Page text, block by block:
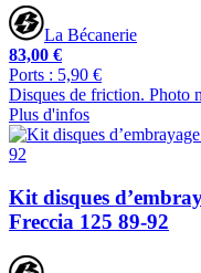
La Bécanerie
83,00 €
Ports : 5,90 €
Disques de friction. Photo
Plus d'infos
Kit disques
Freccia 125 89-92